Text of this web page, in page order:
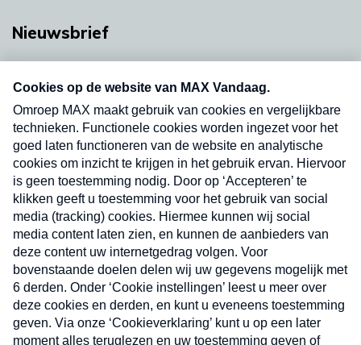
Nieuwsbrief
nieuwsbrief. Elke vrijdag- en dinsdagochtend in
uw mailbox.
Verzend
Nieuwsbrief
Neem hier een gratis abonnement op onze